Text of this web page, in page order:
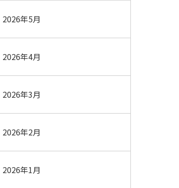
2026年5月
2026年4月
2026年3月
2026年2月
2026年1月